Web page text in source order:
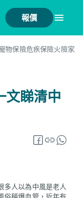
報價
物保險危疾保險火險家
文睇清中
多人以為中風是老人